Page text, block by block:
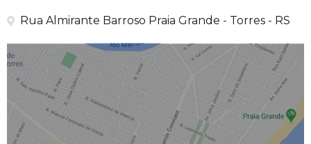
Rua Almirante Barroso Praia Grande - Torres - RS